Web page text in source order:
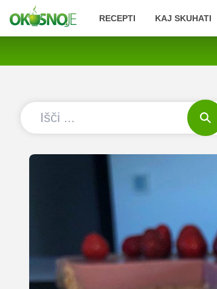
RECEPTI KAJ SKUHATI